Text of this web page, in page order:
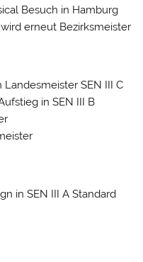
Besuch in Hamburg
erneut Bezirksmeister
SEN III C
in SEN III B
in SEN III A Standard